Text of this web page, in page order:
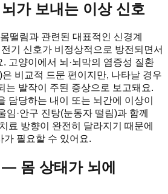
가 보내는 이상 신호
떨림과 관련된 대표적인 신경계
기 신호가 비정상적으로 방전되면서
고양이에서 뇌·뇌막의 염증성 질환
비교적 드문 편이지만, 나타날 경우
는 발작이 주된 증상으로 보고돼요.
담당하는 내이 또는 뇌간에 이상이
임·안구 진탕(눈동자 떨림)과 함께
료 방향이 완전히 달라지기 때문에
가 필요할 수 있어요.
몸 상태가 뇌에